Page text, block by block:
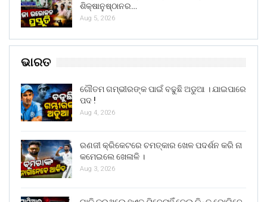
ଶିକ୍ଷାନୁଷ୍ଠାନର…
Aug 5, 2026
ଭାରତ
ଗୌତମ ଗମ୍ଭୀରଙ୍କ ପାଇଁ ବଢୁଛି ଅଡୁଆ । ଯାଇପାରେ
ପଦ !
Aug 4, 2026
ରଣଜୀ କ୍ରିକେଟରେ ଚମତ୍କାର ଖେଳ ପଦର୍ଶନ କରି ନା
କମେଇଲେ ଖେଳାଳି ।
Aug 3, 2026